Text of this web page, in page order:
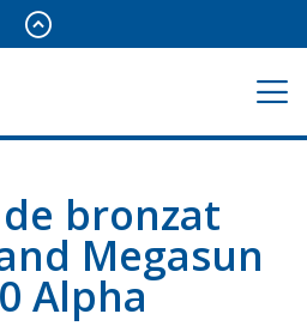
bronzat
Megasun
Alpha